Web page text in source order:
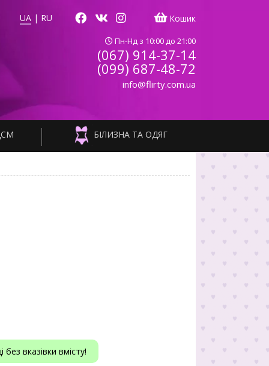
UA | RU Кошик
Пн-Нд з 10:00 до 21:00
(067) 914-37-14
(099) 687-48-72
info@flirty.com.ua
БІЛИЗНА ТА ОДЯГ
вказівки вмісту!